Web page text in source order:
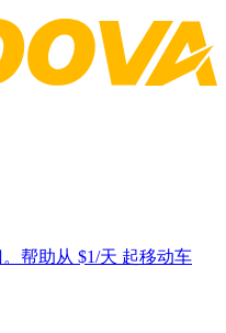
帮助从 $1/天 起移动车